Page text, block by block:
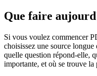
Que faire
Si vous voulez commencer
choisissez une source longue
quelle question répond-elle,
importante, et où se trouve